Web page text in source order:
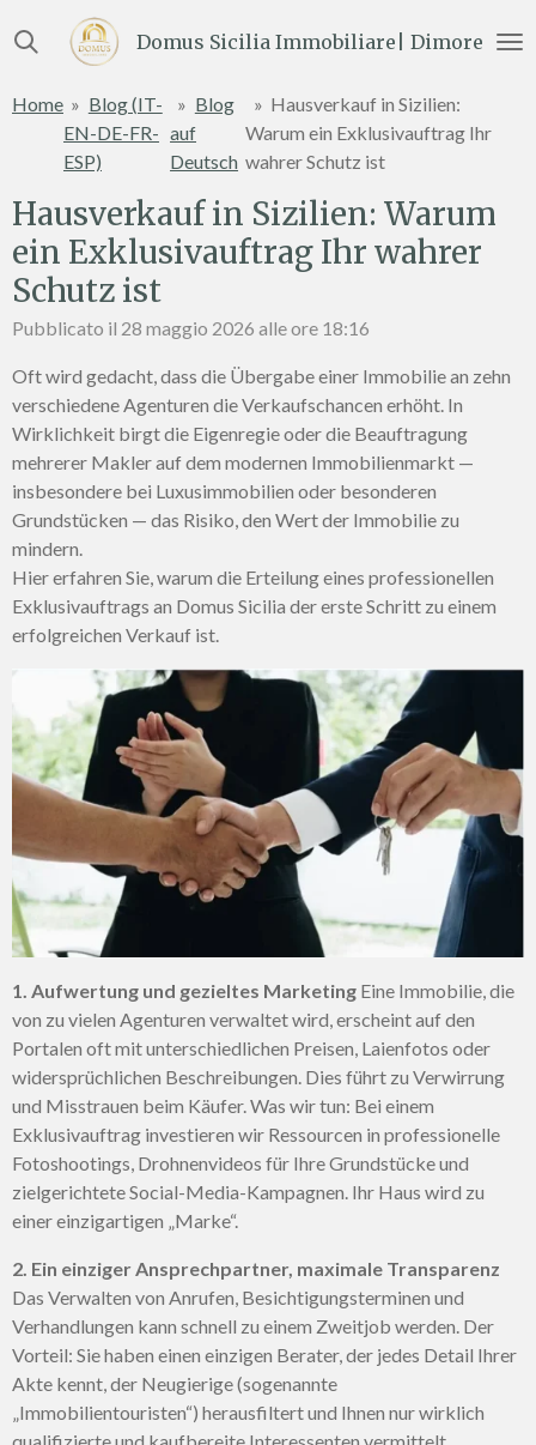
al
principale
Domus Sicilia Immobiliare| Dimore e
Home » Blog (IT-
EN-DE-FR-
ESP)
» Blog
auf
Deutsch
» Hausverkauf in Sizilien:
Warum ein Exklusivauftrag Ihr
wahrer Schutz ist
Hausverkauf in Sizilien: Warum
ein Exklusivauftrag Ihr wahrer
Schutz ist
Pubblicato il 28 maggio 2026 alle ore 18:16
Oft wird gedacht, dass die Übergabe einer Immobilie an zehn
verschiedene Agenturen die Verkaufschancen erhöht. In
Wirklichkeit birgt die Eigenregie oder die Beauftragung
mehrerer Makler auf dem modernen Immobilienmarkt —
insbesondere bei Luxusimmobilien oder besonderen
Grundstücken — das Risiko, den Wert der Immobilie zu
mindern.
Hier erfahren Sie, warum die Erteilung eines professionellen
Exklusivauftrags an Domus Sicilia der erste Schritt zu einem
erfolgreichen Verkauf ist.
1. Aufwertung und gezieltes Marketing Eine Immobilie, die
von zu vielen Agenturen verwaltet wird, erscheint auf den
Portalen oft mit unterschiedlichen Preisen, Laienfotos oder
widersprüchlichen Beschreibungen. Dies führt zu Verwirrung
und Misstrauen beim Käufer. Was wir tun: Bei einem
Exklusivauftrag investieren wir Ressourcen in professionelle
Fotoshootings, Drohnenvideos für Ihre Grundstücke und
zielgerichtete Social-Media-Kampagnen. Ihr Haus wird zu
einer einzigartigen „Marke“.
2. Ein einziger Ansprechpartner, maximale Transparenz
Das Verwalten von Anrufen, Besichtigungsterminen und
Verhandlungen kann schnell zu einem Zweitjob werden. Der
Vorteil: Sie haben einen einzigen Berater, der jedes Detail Ihrer
Akte kennt, der Neugierige (sogenannte
„Immobilientouristen“) herausfiltert und Ihnen nur wirklich